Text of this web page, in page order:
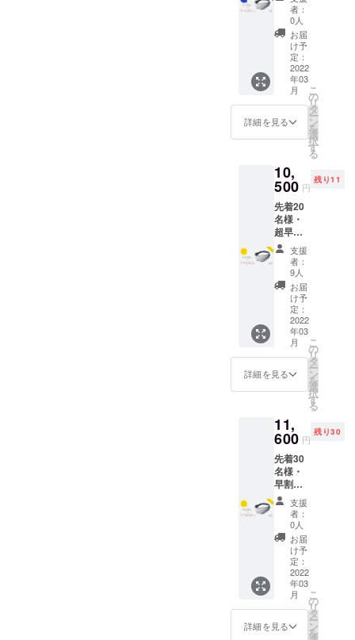
ポーチ
×１ ※カ
ラーを
お選び
くださ
い。 ※
製造状
況によ
り出荷
時期が
ご連絡
致しま
す。
割
18%OF
F 定価
7,700円
6,300円
（税・
送料
込）
【内
容】 ・
Ostrich
3D Eye
Mask ×
１
(Midnig
ht
Grey、
Dark
Night)
・専用
ポーチ
×１ ※カ
ラーを
お選び
くださ
い。 ※
製造状
況によ
場合、
早急に
ご連絡
致しま
す。
者：
0人
お届
け予
定：
2022
年03
月
詳細を見る
こ
の
リ
タ
ー
ン
を
選
択
す
る
10,
500 円
残り11
先着20
名様・
超早割
32%OF
F 定価
15,400
円 →
10,500
（税・
送料
込）
【内
容】 ・
Ostrich
pillow
Mask ×
２
(Midnig
ht
Grey、
Dark
Night)
・専用
ポーチ
×２ ※カ
ラーを
お選び
くださ
い。 ※
製造状
況によ
り出荷
支援
者：
9人
お届
け予
定：
2022
年03
月
詳細を見る
こ
の
リ
タ
ー
ン
を
選
択
す
る
11,
600 円
残り30
先着30
名様・
早割
25%OF
F 定価
15,400
円 →
11,600
（税・
送料
込）
【内
容】 ・
Ostrich
支援
者：
0人
お届
け予
定：
2022
年03
月
詳細を見る
こ
の
リ
タ
ー
ン
を